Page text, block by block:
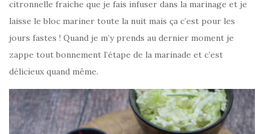
citronnelle fraiche que je fais infuser dans la marinage et je
laisse le bloc mariner toute la nuit mais ça c’est pour les
jours fastes ! Quand je m’y prends au dernier moment je
zappe tout bonnement l’étape de la marinade et c’est
délicieux quand même.